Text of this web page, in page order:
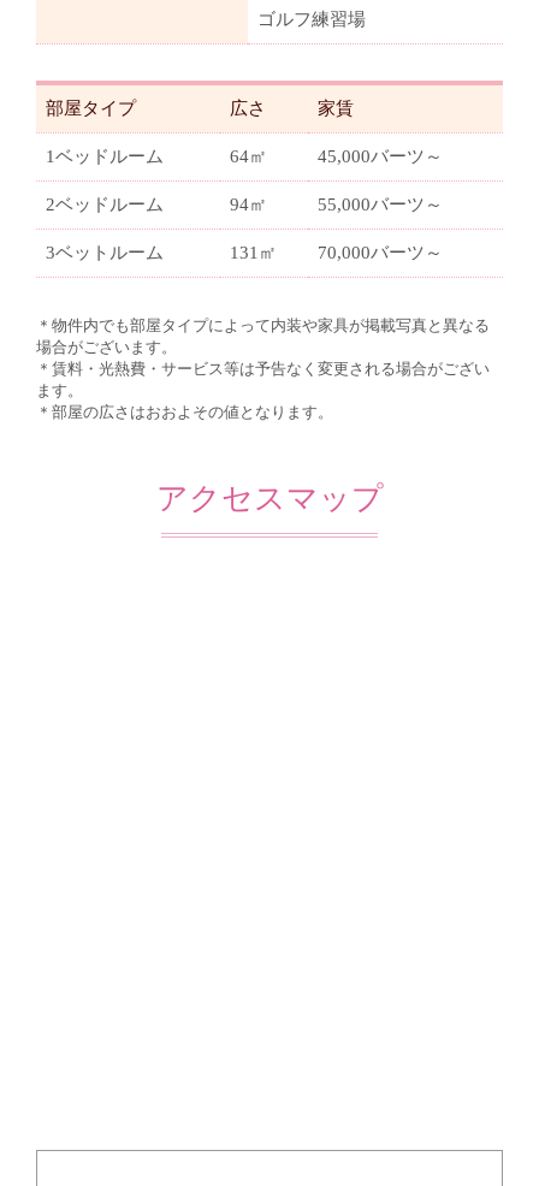
ゴルフ練習場
部屋タイプ 広さ 家賃
1ベッドルーム 64㎡ 45,000バーツ～
2ベッドルーム 94㎡ 55,000バーツ～
3ベットルーム 131㎡ 70,000バーツ～
＊物件内でも部屋タイプによって内装や家具が掲載写真と異なる
場合がございます。
＊賃料・光熱費・サービス等は予告なく変更される場合がござい
ます。
＊部屋の広さはおおよその値となります。
アクセスマップ